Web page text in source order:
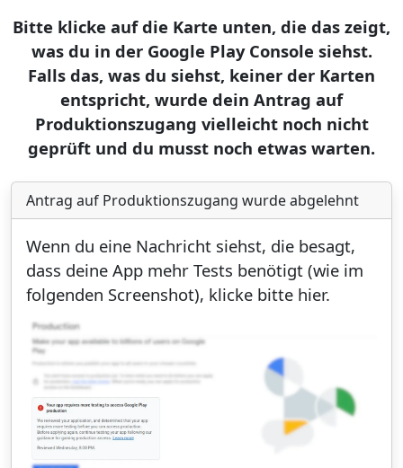
Bitte klicke auf die Karte unten, die das zeigt,
was du in der Google Play Console siehst.
Falls das, was du siehst, keiner der Karten
entspricht, wurde dein Antrag auf
Produktionszugang vielleicht noch nicht
geprüft und du musst noch etwas warten.
Antrag auf Produktionszugang wurde abgelehnt
Wenn du eine Nachricht siehst, die besagt,
dass deine App mehr Tests benötigt (wie im
folgenden Screenshot), klicke bitte hier.